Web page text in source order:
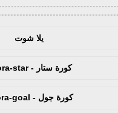
يلا شوت
كورة ستار - koora-star
كورة جول - koora-goal